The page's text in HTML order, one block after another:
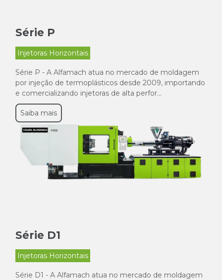
Série P
Injetoras Horizontais
Série P - A Alfamach atua no mercado de moldagem
por injeção de termoplásticos desde 2009, importando
e comercializando injetoras de alta perfor...
Saiba mais
Série D1
Injetoras Horizontais
Série D1 - A Alfamach atua no mercado de moldagem